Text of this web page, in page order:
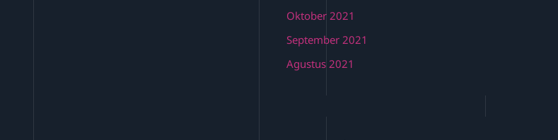
Oktober 2021
September 2021
Agustus 2021